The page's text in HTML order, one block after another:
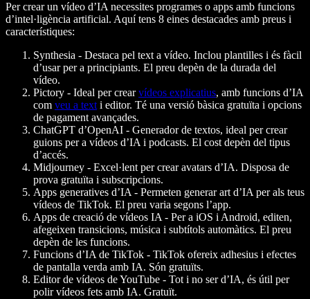
Per crear un vídeo d’IA necessites programes o apps amb funcions
d’intel·ligència artificial. Aquí tens 8 eines destacades amb preus i
característiques:
Synthesia - Destaca pel text a vídeo. Inclou plantilles i és fàcil
d’usar per a principiants. El preu depèn de la durada del
vídeo.
Pictory - Ideal per crearvídeos explicatius, amb funcions d’IA
com veu a text i editor. Té una versió bàsica gratuïta i opcions
de pagament avançades.
ChatGPT d’OpenAI - Generador de textos, ideal per crear
guions per a vídeos d’IA i podcasts. El cost depèn del tipus
d’accés.
Midjourney - Excel·lent per crear avatars d’IA. Disposa de
prova gratuïta i subscripcions.
Apps generatives d’IA - Permeten generar art d’IA per als teus
vídeos de TikTok. El preu varia segons l’app.
Apps de creació de vídeos IA - Per a iOS i Android, editen,
afegeixen transicions, música i subtítols automàtics. El preu
depèn de les funcions.
Funcions d’IA de TikTok - TikTok ofereix adhesius i efectes
de pantalla verda amb IA. Són gratuïts.
Editor de vídeos de YouTube - Tot i no ser d’IA, és útil per
polir vídeos fets amb IA. Gratuït.